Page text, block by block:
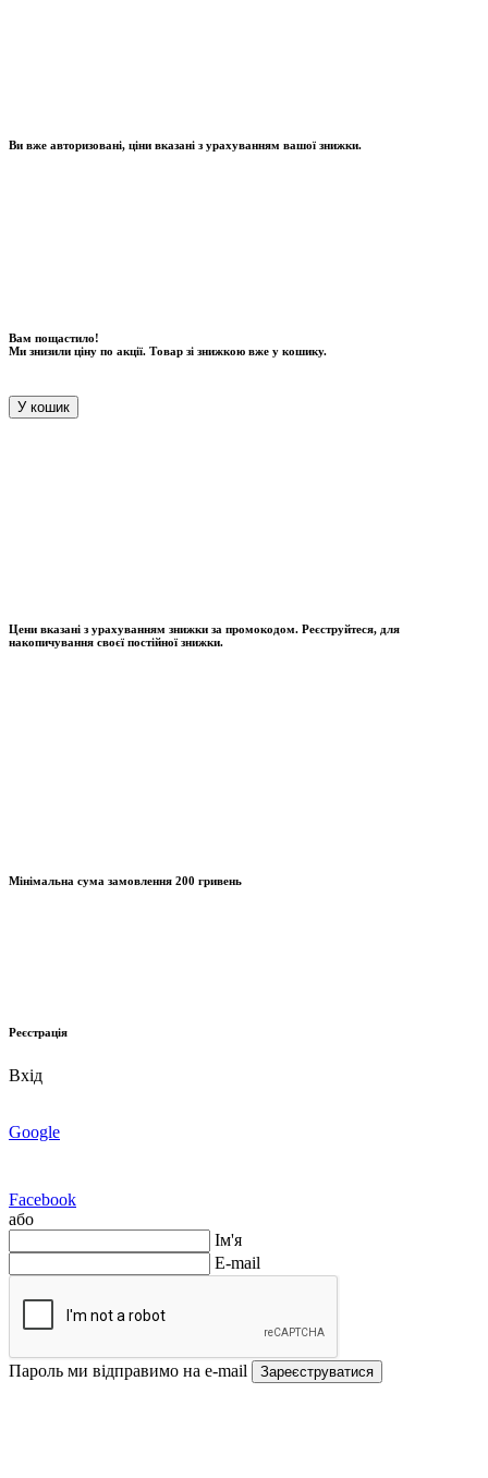
Ви вже авторизовані, ціни вказані з урахуванням вашої знижки.
Вам пощастило!
Ми знизили ціну по акції. Товар зі знижкою вже у кошику.
У кошик
Цени вказані з урахуванням знижки за промокодом. Реєструйтеся, для
накопичування своєї постійної знижки.
Мінімальна сума замовлення 200 гривень
Реєстрація
Вхід
Google
Facebook
або
Ім'я
E-mail
Пароль ми відправимо на e-mail Зареєструватися